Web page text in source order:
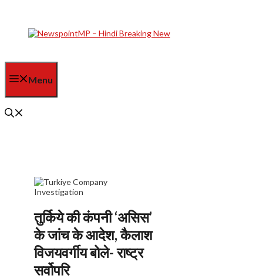
content
Menu
तुर्किये की कंपनी ‘असिस’
के जांच के आदेश, कैलाश
विजयवर्गीय बोले- राष्ट्र
सर्वोपरि